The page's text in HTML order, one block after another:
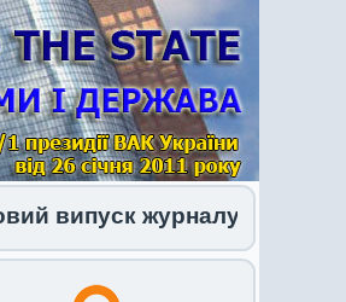
журналу 1 (34) 2026